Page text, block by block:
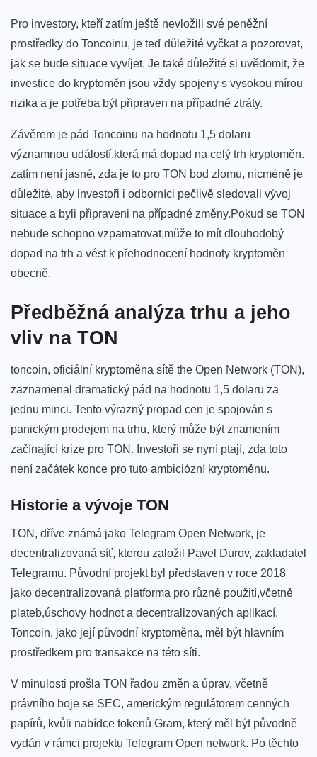
Pro ​investory, kteří zatím ještě nevložili své peněžní
prostředky do Toncoinu, ‌je teď důležité vyčkat a pozorovat,
jak se‌ bude situace vyvíjet. Je také důležité si uvědomit, ‍že
investice do kryptoměn jsou vždy spojeny ‍s vysokou mírou
rizika a je potřeba⁤ být připraven na ⁣případné ztráty.
Závěrem je pád Toncoinu⁣ na hodnotu 1,5 dolaru
významnou událostí,která má dopad na celý‌ trh ⁢kryptoměn.
zatím ⁢není‌ jasné, zda je to pro TON bod zlomu, nicméně je
důležité, aby investoři i odborníci pečlivě sledovali vývoj
situace a byli připraveni na případné⁢ změny.Pokud se TON​
nebude⁣ schopno vzpamatovat,může⁣ to mít⁢ dlouhodobý
dopad na trh a‌ vést k‍ přehodnocení hodnoty kryptoměn‍
obecně.
Předběžná analýza trhu a jeho
vliv na TON
toncoin, oficiální ⁤kryptoměna sítě the Open Network (TON),
zaznamenal ​dramatický pád na hodnotu 1,5 dolaru za⁤
jednu minci. Tento výrazný⁣ propad cen je spojován s
panickým prodejem ​na trhu, který ⁣může být znamením
začínající krize ⁤pro ‌TON. ‌Investoři se‍ nyní ptají, zda toto
‌není začátek konce pro tuto ambiciózní kryptoměnu.
Historie a vývoje TON
TON, ​dříve známá jako Telegram Open Network, je
decentralizovaná síť, kterou založil Pavel Durov,⁤ zakladatel
Telegramu. Původní projekt byl představen v⁤ roce 2018
jako decentralizovaná platforma pro‍ různé použití,včetně
plateb,úschovy hodnot ‍a ‍decentralizovaných aplikací.
Toncoin,‍ jako její původní kryptoměna, ‍měl být hlavním
prostředkem ‍pro transakce na této síti.
V minulosti‍ prošla TON řadou změn a úprav, včetně
právního boje se SEC,​ americkým regulátorem cenných‌
papírů, kvůli nabídce tokenů Gram, který měl ‍být původně
vydán v rámci projektu Telegram Open network. Po těchto